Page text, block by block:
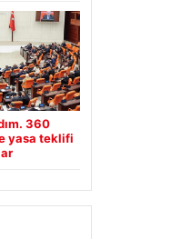
360
yasa teklifi